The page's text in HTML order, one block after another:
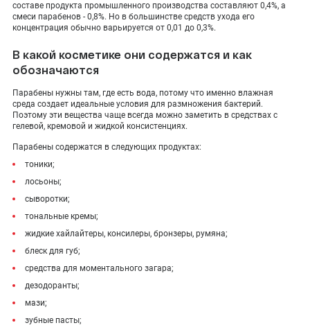
составе продукта промышленного производства составляют 0,4%, а
смеси парабенов - 0,8%. Но в большинстве средств ухода его
концентрация обычно варьируется от 0,01 до 0,3%.
В какой косметике они содержатся и как
обозначаются
Парабены нужны там, где есть вода, потому что именно влажная
среда создает идеальные условия для размножения бактерий.
Поэтому эти вещества чаще всегда можно заметить в средствах с
гелевой, кремовой и жидкой консистенциях.
Парабены содержатся в следующих продуктах:
тоники;
лосьоны;
сыворотки;
тональные кремы;
жидкие хайлайтеры, консилеры, бронзеры, румяна;
блеск для губ;
средства для моментального загара;
дезодоранты;
мази;
зубные пасты;